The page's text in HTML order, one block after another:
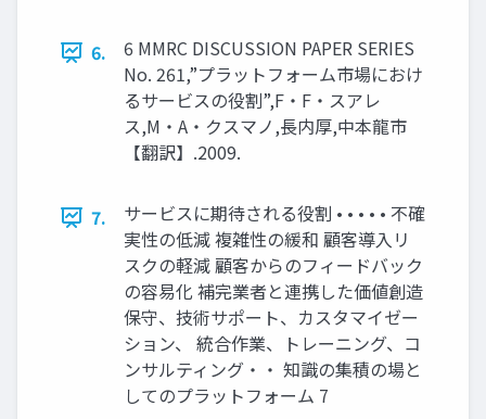
6.
6 MMRC DISCUSSION PAPER SERIES
No. 261,”プラットフォーム市場におけ
るサービスの役割”,F・F・スアレ
ス,M・A・クスマノ,長内厚,中本龍市
【翻訳】.2009.
7.
サービスに期待される役割 • • • • • 不確
実性の低減 複雑性の緩和 顧客導入リ
スクの軽減 顧客からのフィードバック
の容易化 補完業者と連携した価値創造
保守、技術サポート、カスタマイゼー
ション、 統合作業、トレーニング、コ
ンサルティング・・ 知識の集積の場と
してのプラットフォーム 7